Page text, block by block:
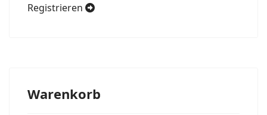
Registrieren
Warenkorb